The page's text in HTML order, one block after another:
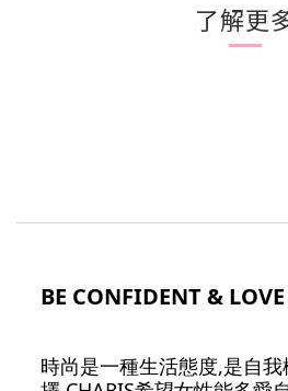
了解更
BE CONFIDENT & LOVE
時尚是一種生活態度,是自我